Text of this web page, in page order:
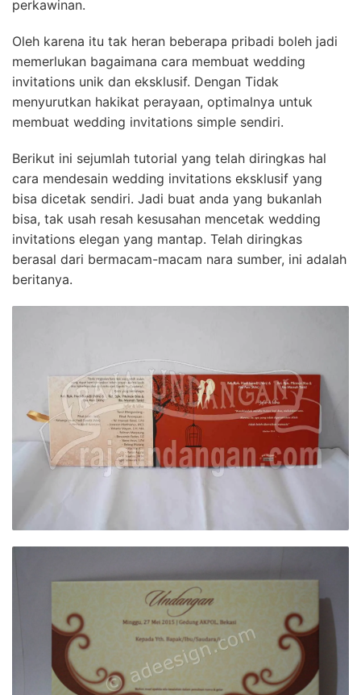
perkawinan.
Oleh karena itu tak heran beberapa pribadi boleh jadi
memerlukan bagaimana cara membuat wedding
invitations unik dan eksklusif. Dengan Tidak
menyurutkan hakikat perayaan, optimalnya untuk
membuat wedding invitations simple sendiri.
Berikut ini sejumlah tutorial yang telah diringkas hal
cara mendesain wedding invitations eksklusif yang
bisa dicetak sendiri. Jadi buat anda yang bukanlah
bisa, tak usah resah kesusahan mencetak wedding
invitations elegan yang mantap. Telah diringkas
berasal dari bermacam-macam nara sumber, ini adalah
beritanya.